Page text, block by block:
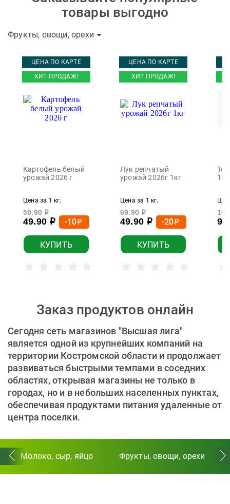
товары выгодно
Фрукты, овощи, орехи
ЦЕНА ПО КАРТЕ
ХИТ ПРОДАЖ!
Картофель белый
урожай 2026 г
Цена за 1 кг.
59.90 р
49.90 р -10р
КУПИТЬ
ЦЕНА ПО КАРТЕ
ХИТ ПРОДАЖ!
Лук репчатый
урожай 2026г 1кг
Цена за 1 кг.
69.90 р
49.90 р -20р
КУПИТЬ
1кг
Заказ продуктов онлайн
Сегодня сеть магазинов "Высшая лига"
является одной из крупнейших компаний на
территории Костромской области и продолжает
развиваться быстрыми темпами в соседних
областях, открывая магазины не только в
городах, но и в небольших населенных пунктах,
обеспечивая продуктами питания удаленные от
центра поселки.
Молоко, сыр, яйцо Фрукты, овощи, орехи